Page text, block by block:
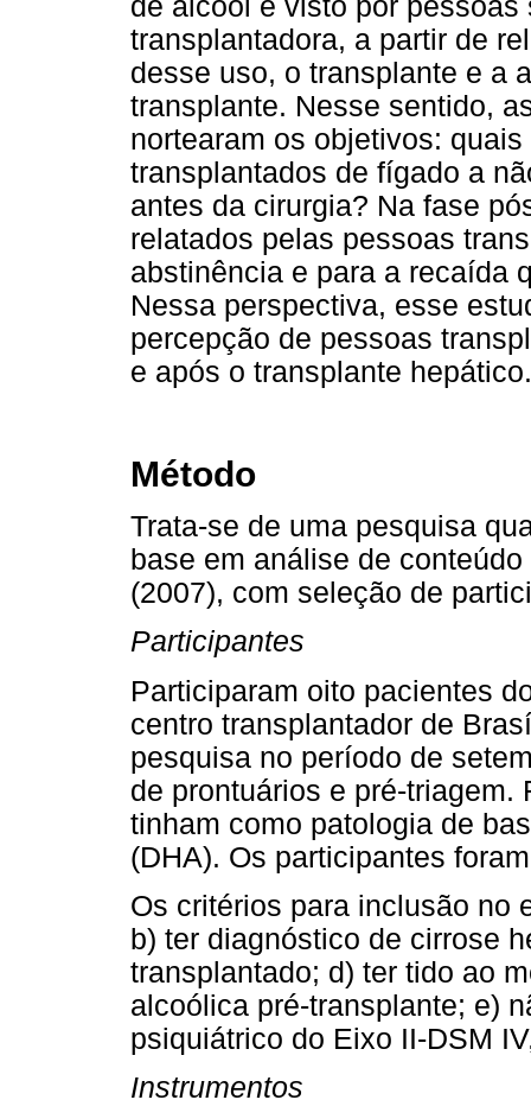
transplantadora, a partir de
desse uso, o transplante e a
transplante. Nesse sentido,
nortearam os objetivos:
transplantados de fígado a
antes da cirurgia? Na fase
relatados pelas pessoas
abstinência e para a recaída
Nessa perspectiva, esse
percepção de pessoas
e após o transplante hepático.
Método
Trata-se de uma pesquisa
base em análise de
(2007), com seleção de
Participantes
Participaram oito pacientes
centro transplantador de
pesquisa no período de
de prontuários e pré-
tinham como patologia de
(DHA). Os participantes
Os critérios para inclusão no
b) ter diagnóstico de cirrose
transplantado; d) ter tido ao
alcoólica pré-transplante; e)
psiquiátrico do Eixo II-DSM
Instrumentos